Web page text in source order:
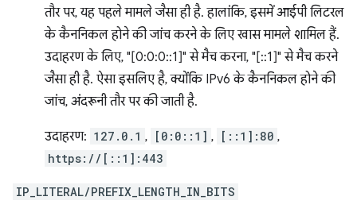
तौर पर, यह पहले मामले जैसा ही है. हालांकि, इसमें आईपी लिटरल
के कैननिकल होने की जांच करने के लिए खास मामले शामिल हैं.
उदाहरण के लिए, "[0:0:0::1]" से मैच करना, "[::1]" से मैच करने
जैसा ही है. ऐसा इसलिए है, क्योंकि IPv6 के कैननिकल होने की
जांच, अंदरूनी तौर पर की जाती है.
उदाहरण: 127.0.1 , [0:0::1] , [::1]:80 ,
https://[::1]:443
IP_LITERAL/PREFIX_LENGTH_IN_BITS